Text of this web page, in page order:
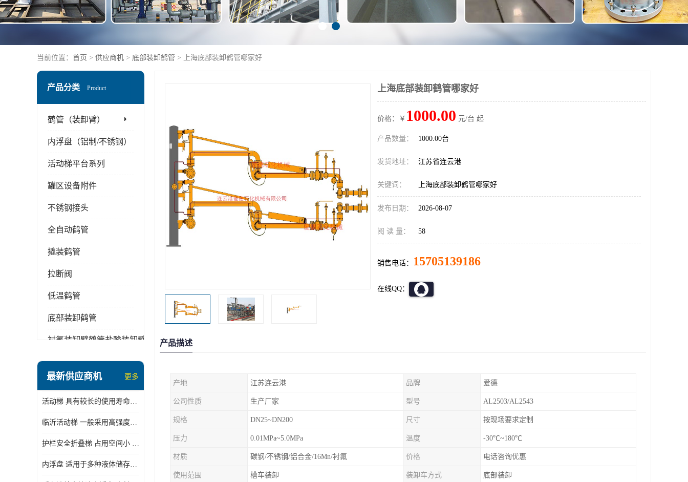
当前位置： 首页 > 供应商机 > 底部装卸鹤管 > 上海底部装卸鹤管哪家好
产品分类 Product
鹤管（装卸臂）
内浮盘（铝制/不锈钢）
活动梯平台系列
罐区设备附件
不锈钢接头
全自动鹤管
撬装鹤管
拉断阀
低温鹤管
底部装卸鹤管
衬氟装卸臂鹤管盐酸装卸臂
顶部装卸车鹤管
液氨液化气鹤管
定量装车系统
最新供应商机 更多
活动梯 具有较长的使用寿命和耐用性 一般采用高强度材料制造
临沂活动梯 一般采用高强度材料制造 可以用于多种不同的任务
护栏安全折叠梯 占用空间小 方便存放和搬运
内浮盘 适用于多种液体储存和运输 能够降低运输成本和维护成本
上海底部装卸鹤管哪家好
价格：￥ 1000.00 元/台 起
产品数量： 1000.00台
发货地址： 江苏省连云港
关键词： 上海底部装卸鹤管哪家好
发布日期： 2026-08-07
阅 读 量： 58
销售电话： 15705139186
在线QQ：
产品描述
产地 江苏连云港 品牌 爱德
公司性质 生产厂家 型号 AL2503/AL2543
规格 DN25~DN200 尺寸 按现场要求定制
压力 0.01MPa~5.0MPa 温度 -30℃~180℃
材质 碳钢/不锈钢/铝合金/16Mn/衬氟 价格 电话咨询优惠
使用范围 槽车装卸 装卸车方式 底部装卸